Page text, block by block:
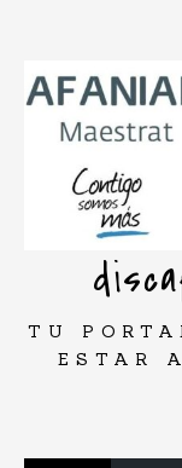
contenido
TU
ESTAR